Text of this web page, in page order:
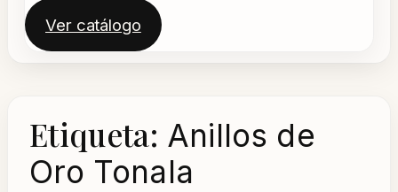
Ver catálogo
Etiqueta: Anillos de
Oro Tonala